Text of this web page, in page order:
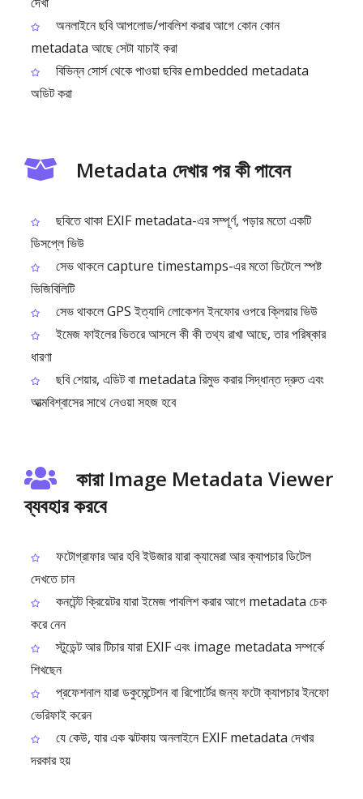
অনলাইনে ছবি আপলোড/পাবলিশ করার আগে কোন কোন
metadata আছে সেটা যাচাই করা
বিভিন্ন সোর্স থেকে পাওয়া ছবির embedded metadata
অডিট করা
Metadata দেখার পর কী পাবেন
ছবিতে থাকা EXIF metadata-এর সম্পূর্ণ, পড়ার মতো একটি
ডিসপ্লে ভিউ
সেভ থাকলে capture timestamps-এর মতো ডিটেলে স্পষ্ট
ভিজিবিলিটি
সেভ থাকলে GPS ইত্যাদি লোকেশন ইনফোর ওপরে ক্লিয়ার ভিউ
ইমেজ ফাইলের ভিতরে আসলে কী কী তথ্য রাখা আছে, তার পরিষ্কার
ধারণা
ছবি শেয়ার, এডিট বা metadata রিমুভ করার সিদ্ধান্ত দ্রুত এবং
আত্মবিশ্বাসের সাথে নেওয়া সহজ হবে
কারা Image Metadata Viewer
ব্যবহার করবে
ফটোগ্রাফার আর হবি ইউজার যারা ক্যামেরা আর ক্যাপচার ডিটেল
দেখতে চান
কনটেন্ট ক্রিয়েটর যারা ইমেজ পাবলিশ করার আগে metadata চেক
করে নেন
স্টুডেন্ট আর টিচার যারা EXIF এবং image metadata সম্পর্কে
শিখছেন
প্রফেশনাল যারা ডকুমেন্টেশন বা রিপোর্টের জন্য ফটো ক্যাপচার ইনফো
ভেরিফাই করেন
যে কেউ, যার এক ঝটকায় অনলাইনে EXIF metadata দেখার
দরকার হয়